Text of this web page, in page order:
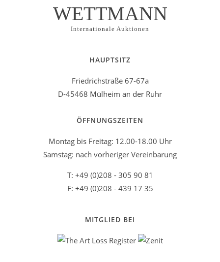
WETTMANN
Internationale Auktionen
HAUPTSITZ
Friedrichstraße 67-67a
D-45468 Mülheim an der Ruhr
ÖFFNUNGSZEITEN
Montag bis Freitag: 12.00-18.00 Uhr
Samstag: nach vorheriger Vereinbarung
T: +49 (0)208 - 305 90 81
F: +49 (0)208 - 439 17 35
MITGLIED BEI